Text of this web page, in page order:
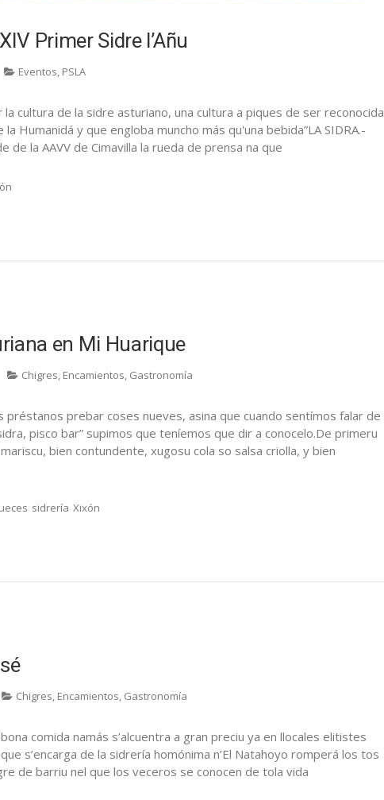
Primer Sidre l’Añu
Eventos, PSLA
cultura de la sidre asturiano, una cultura a piques de ser reconocida
Humanidá y que engloba muncho más qu'una bebida”LA SIDRA.-
de la AAVV de Cimavilla la rueda de prensa na que
en Mi Huarique
Chigres, Encamientos, Gastronomía
préstanos prebar coses nueves, asina que cuando sentímos falar de
pisco bar” supimos que teníemos que dir a conocelo.De primeru
bien contundente, xugosu cola so salsa criolla, y bien
sidrería Xixón
Chigres, Encamientos, Gastronomía
comida namás s’alcuentra a gran preciu ya en llocales elitistes
s’encarga de la sidrería homónima n’El Natahoyo romperá los tos
de barriu nel que los veceros se conocen de tola vida